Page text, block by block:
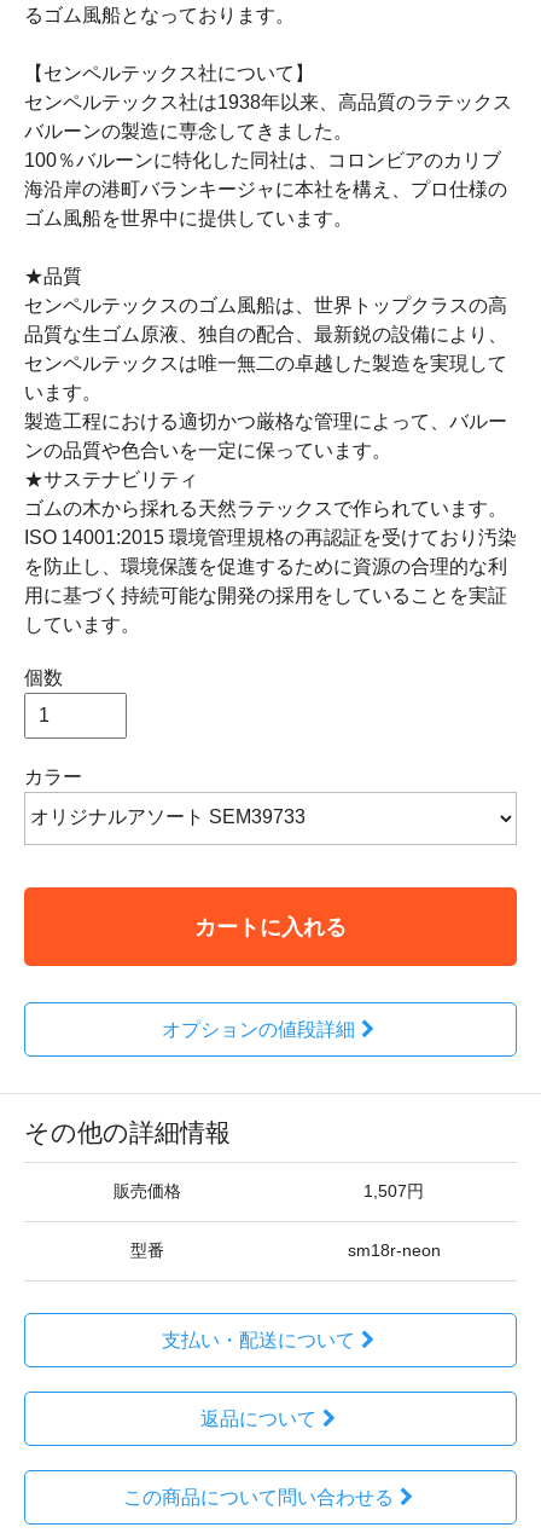
るゴム風船となっております。
【センペルテックス社について】
センペルテックス社は1938年以来、高品質のラテックス
バルーンの製造に専念してきました。
100％バルーンに特化した同社は、コロンビアのカリブ
海沿岸の港町バランキージャに本社を構え、プロ仕様の
ゴム風船を世界中に提供しています。
★品質
センペルテックスのゴム風船は、世界トップクラスの高
品質な生ゴム原液、独自の配合、最新鋭の設備により、
センペルテックスは唯一無二の卓越した製造を実現して
います。
製造工程における適切かつ厳格な管理によって、バルー
ンの品質や色合いを一定に保っています。
★サステナビリティ
ゴムの木から採れる天然ラテックスで作られています。
ISO 14001:2015 環境管理規格の再認証を受けており汚染
を防止し、環境保護を促進するために資源の合理的な利
用に基づく持続可能な開発の採用をしていることを実証
しています。
個数
カラー
カートに入れる
オプションの値段詳細
その他の詳細情報
販売価格 1,507円
型番 sm18r-neon
支払い・配送について
返品について
この商品について問い合わせる